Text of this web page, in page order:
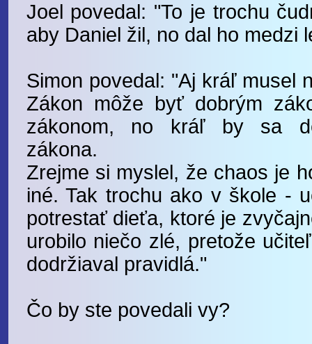
Joel povedal: "To je trochu
aby Daniel žil, no dal ho medzi
Simon povedal: "Aj kráľ musel
Zákon môže byť dobrým
zákonom, no kráľ by sa
zákona.
Zrejme si myslel, že chaos je
iné. Tak trochu ako v škole -
potrestať dieťa, ktoré je
urobilo niečo zlé, pretože
dodržiaval pravidlá."
Čo by ste povedali vy?